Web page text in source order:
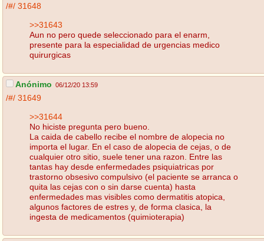
/#/ 31648
>>31643
Aun no pero quede seleccionado para el enarm,
presente para la especialidad de urgencias medico
quirurgicas
Anónimo 06/12/20 13:59
/#/ 31649
>>31644
No hiciste pregunta pero bueno.
La caida de cabello recibe el nombre de alopecia no
importa el lugar. En el caso de alopecia de cejas, o de
cualquier otro sitio, suele tener una razon. Entre las
tantas hay desde enfermedades psiquiatricas por
trastorno obsesivo compulsivo (el paciente se arranca o
quita las cejas con o sin darse cuenta) hasta
enfermedades mas visibles como dermatitis atopica,
algunos factores de estres y, de forma clasica, la
ingesta de medicamentos (quimioterapia)